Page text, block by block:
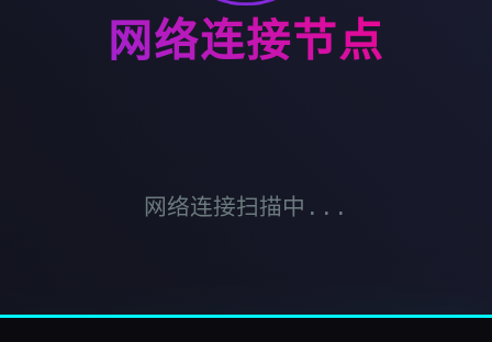
网络连接节点
网络连接扫描中...